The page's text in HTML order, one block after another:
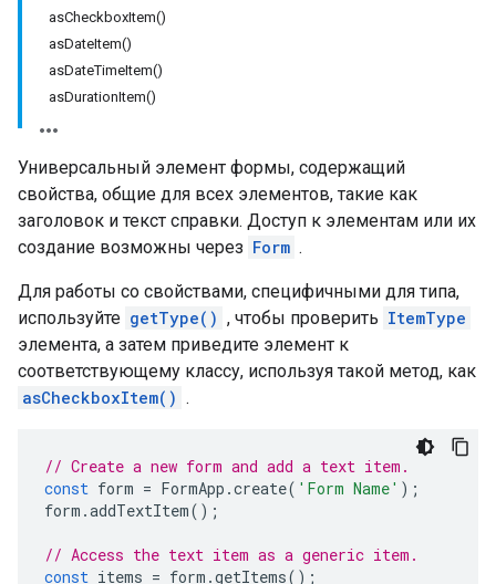
asCheckboxItem()
asDateItem()
asDateTimeItem()
asDurationItem()
Универсальный элемент формы, содержащий
свойства, общие для всех элементов, такие как
заголовок и текст справки. Доступ к элементам или их
создание возможны через Form .
Для работы со свойствами, специфичными для типа,
используйте getType() , чтобы проверить ItemType
элемента, а затем приведите элемент к
соответствующему классу, используя такой метод, как
asCheckboxItem() .
// Create a new form and add a text item.
const form = FormApp .create( 'Form Name' );
form .addTextItem();
// Access the text item as a generic item.
const items = form .getItems();